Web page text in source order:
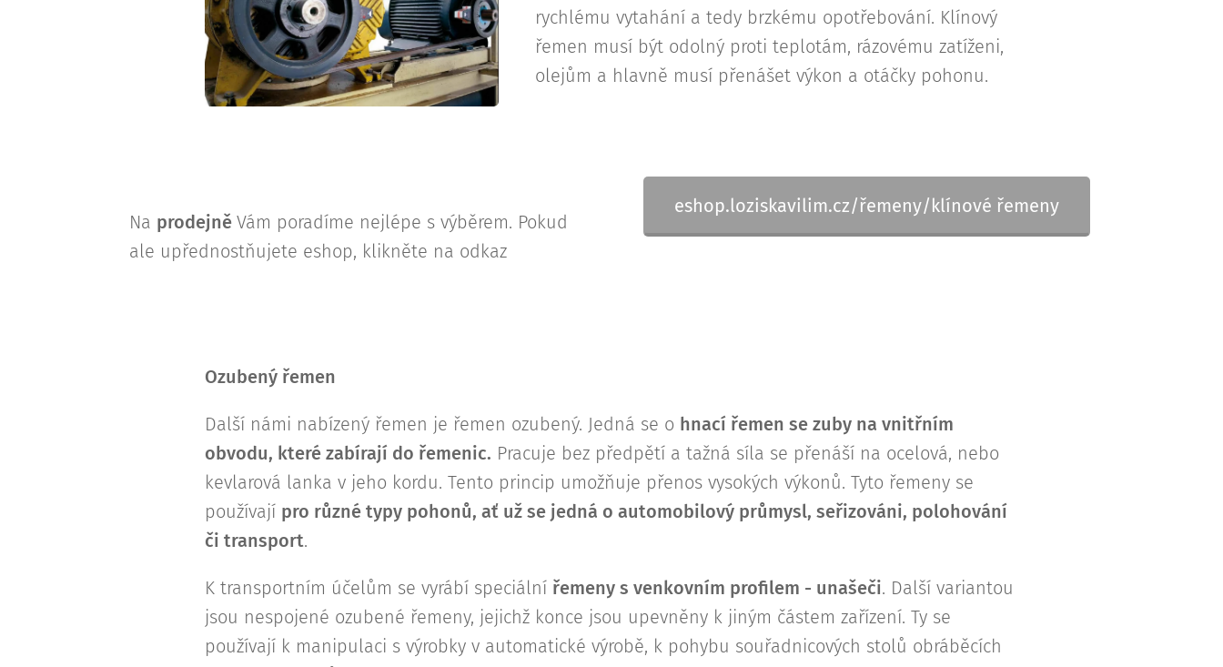
rychlému vytahání a tedy brzkému opotřebování. Klínový
řemen musí být odolný proti teplotám, rázovému zatíženi,
olejům a hlavně musí přenášet výkon a otáčky pohonu.
Na prodejně Vám poradíme nejlépe s výběrem. Pokud
ale upřednostňujete eshop, klikněte na odkaz
eshop.loziskavilim.cz/řemeny/klínové řemeny
Ozubený řemen
Další námi nabízený řemen je řemen ozubený. Jedná se o hnací řemen se zuby na vnitřním
obvodu, které zabírají do řemenic. Pracuje bez předpětí a tažná síla se přenáší na ocelová, nebo
kevlarová lanka v jeho kordu. Tento princip umožňuje přenos vysokých výkonů. Tyto řemeny se
používají pro různé typy pohonů, ať už se jedná o automobilový průmysl, seřizováni, polohování
či transport.
K transportním účelům se vyrábí speciální řemeny s venkovním profilem - unašeči. Další variantou
jsou nespojené ozubené řemeny, jejichž konce jsou upevněny k jiným částem zařízení. Ty se
používají k manipulaci s výrobky v automatické výrobě, k pohybu souřadnicových stolů obráběcích